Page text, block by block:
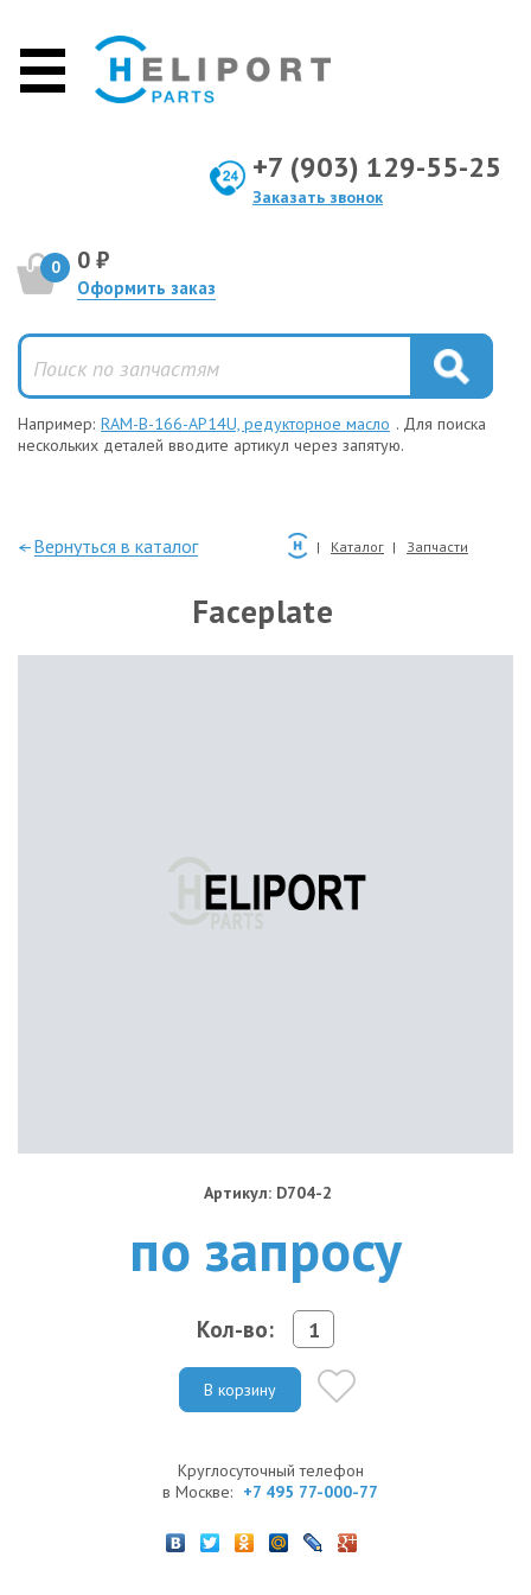
+7 (903) 129-55-25
Заказать звонок
0 0 ₽
Оформить заказ
Например: RAM-B-166-AP14U, редукторное масло . Для поиска
нескольких деталей вводите артикул через запятую.
—Вернуться в каталог Каталог Запчасти
Faceplate
Артикул: D704-2
по запросу
Кол-во:
В корзину
Круглосуточный телефон
в Москве: +7 495 77-000-77